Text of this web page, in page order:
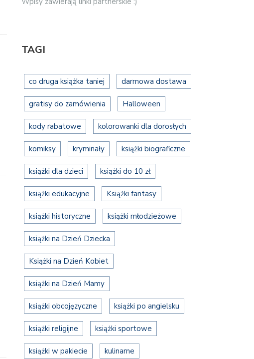
TAGI
co druga książka taniej darmowa dostawa
gratisy do zamówienia Halloween
kody rabatowe kolorowanki dla dorosłych
komiksy kryminały książki biograficzne
książki dla dzieci książki do 10 zł
książki edukacyjne Książki fantasy
książki historyczne książki młodzieżowe
książki na Dzień Dziecka
Książki na Dzień Kobiet
książki na Dzień Mamy
książki obcojęzyczne książki po angielsku
książki religijne książki sportowe
książki w pakiecie kulinarne